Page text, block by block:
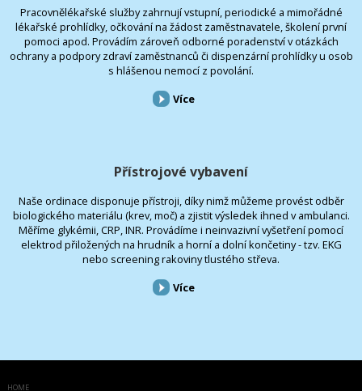
Pracovnělékařské služby zahrnují vstupní, periodické a mimořádné
lékařské prohlídky, očkování na žádost zaměstnavatele, školení první
pomoci apod. Provádím zároveň odborné poradenství v otázkách
ochrany a podpory zdraví zaměstnanců či dispenzární prohlídky u osob
s hlášenou nemocí z povolání.
Více
Přístrojové vybavení
Naše ordinace disponuje přístroji, díky nimž můžeme provést odběr
biologického materiálu (krev, moč) a zjistit výsledek ihned v ambulanci.
Měříme glykémii, CRP, INR. Provádíme i neinvazivní vyšetření pomocí
elektrod přiložených na hrudník a horní a dolní končetiny - tzv. EKG
nebo screening rakoviny tlustého střeva.
Více
HOME